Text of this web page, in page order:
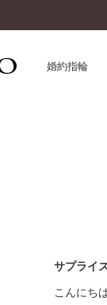
婚約指輪
フェクトプロポーズリン
サプライ
こんにち